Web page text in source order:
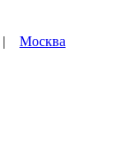
| Москва